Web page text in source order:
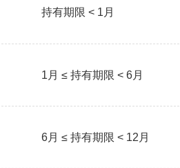
持有期限 < 1月
1月 ≤ 持有期限 < 6月
6月 ≤ 持有期限 < 12月